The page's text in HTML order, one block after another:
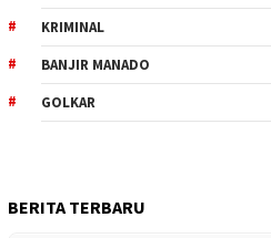
KRIMINAL
BANJIR MANADO
GOLKAR
BERITA TERBARU